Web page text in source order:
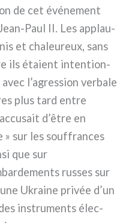
de cet évé­ne­ment
Paul II. Les applau­
et cha­leu­reux, sans
ils éta­ient inten­tion­
l’agression ver­ba­le
plus tard entre
d’être en
» sur les souf­fran­ces
que sur
rus­ses sur
Ukraine pri­vée d’un
instru­men­ts élec­